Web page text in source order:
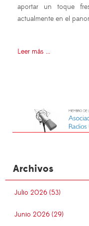
aportar un toque
actualmente en el
Leer más ...
Archivos
Julio 2026 (53)
Junio 2026 (29)